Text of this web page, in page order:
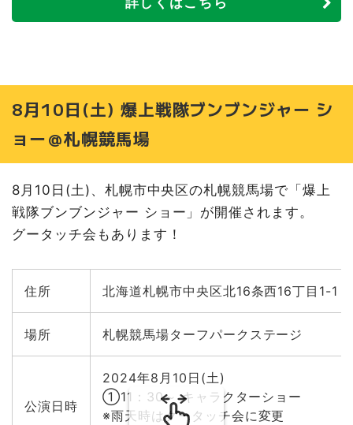
8月10日(土) 爆上戦隊ブンブンジャー シ
ョー＠札幌競馬場
8月10日(土)、札幌市中央区の札幌競馬場で「爆上
戦隊ブンブンジャー ショー」が開催されます。
グータッチ会もあります！
住所 北海道札幌市中央区北16条西16丁目1-1
場所 札幌競馬場ターフパークステージ
公演日時
2024年8月10日(土)
①11：30～ キャラクターショー
※雨天時はグータッチ会に変更